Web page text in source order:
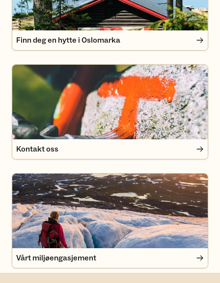
Finn deg en hytte i Oslomarka
Kontakt oss
Kontakt oss
Vårt miljøengasjement
Vårt miljøengasjement